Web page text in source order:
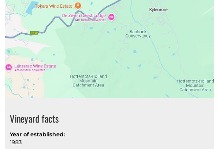
Vineyard facts
Year of established:
1983